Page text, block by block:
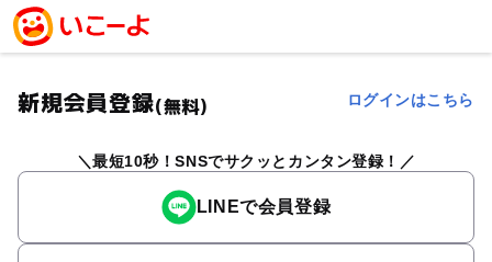
新規会員登録(無料) ログインはこちら
最短10秒！SNSでサクッとカンタン登録！
LINEで会員登録